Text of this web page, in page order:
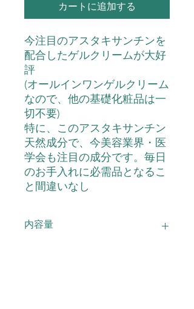
カートに追加する
今注目のアスタキサンチンを
配合したゲルクリームが大好
評
(オールインワンゲルクリーム
なので、他の基礎化粧品は一
切不要)
特に、このアスタキサンチン
天然成分で、今美容業界・医
学会も注目の成分です。毎日
のお手入れに必需品となるこ
と間違いなし
内容量